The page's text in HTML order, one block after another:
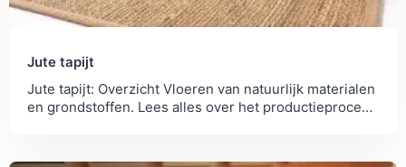
Jute tapijt
Jute tapijt: Overzicht Vloeren van natuurlijk materialen
en grondstoffen. Lees alles over het productieproces